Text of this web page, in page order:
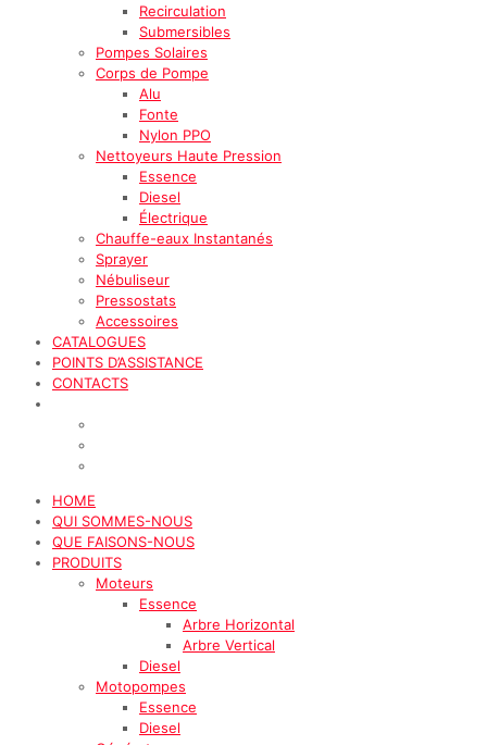
Recirculation
Submersibles
Pompes Solaires
Corps de Pompe
Alu
Fonte
Nylon PPO
Nettoyeurs Haute Pression
Essence
Diesel
Électrique
Chauffe-eaux Instantanés
Sprayer
Nébuliseur
Pressostats
Accessoires
CATALOGUES
POINTS D’ASSISTANCE
CONTACTS
HOME
QUI SOMMES-NOUS
QUE FAISONS-NOUS
PRODUITS
Moteurs
Essence
Arbre Horizontal
Arbre Vertical
Diesel
Motopompes
Essence
Diesel